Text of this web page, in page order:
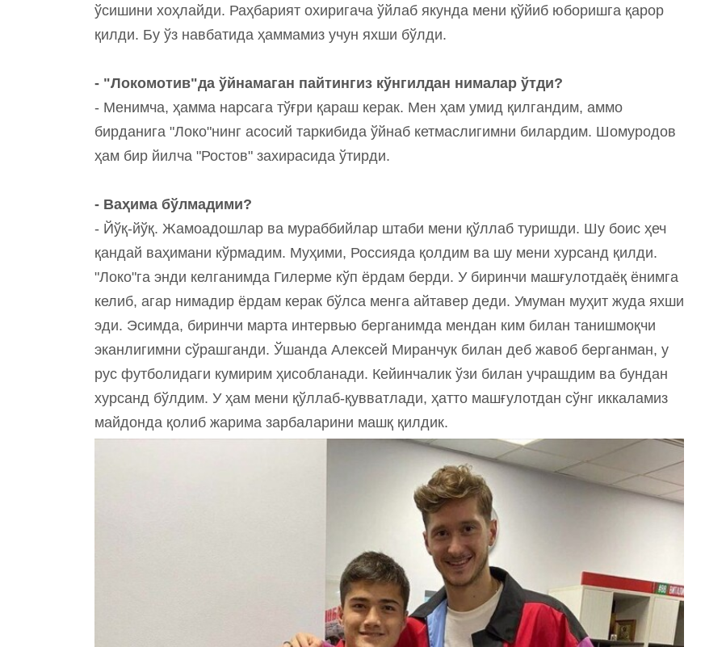
ўсишини хоҳлайди. Раҳбарият охиригача ўйлаб якунда мени қўйиб юборишга қарор
қилди. Бу ўз навбатида ҳаммамиз учун яхши бўлди.
- "Локомотив"да ўйнамаган пайтингиз кўнгилдан нималар ўтди?
- Менимча, ҳамма нарсага тўғри қараш керак. Мен ҳам умид қилгандим, аммо
бирданига "Локо"нинг асосий таркибида ўйнаб кетмаслигимни билардим. Шомуродов
ҳам бир йилча "Ростов" захирасида ўтирди.
- Ваҳима бўлмадими?
- Йўқ-йўқ. Жамоадошлар ва мураббийлар штаби мени қўллаб туришди. Шу боис ҳеч
қандай ваҳимани кўрмадим. Муҳими, Россияда қолдим ва шу мени хурсанд қилди.
"Локо"га энди келганимда Гилерме кўп ёрдам берди. У биринчи машғулотдаёқ ёнимга
келиб, агар нимадир ёрдам керак бўлса менга айтавер деди. Умуман муҳит жуда яхши
эди. Эсимда, биринчи марта интервью берганимда мендан ким билан танишмоқчи
эканлигимни сўрашганди. Ўшанда Алексей Миранчук билан деб жавоб берганман, у
рус футболидаги кумирим ҳисобланади. Кейинчалик ўзи билан учрашдим ва бундан
хурсанд бўлдим. У ҳам мени қўллаб-қувватлади, ҳатто машғулотдан сўнг иккаламиз
майдонда қолиб жарима зарбаларини машқ қилдик.